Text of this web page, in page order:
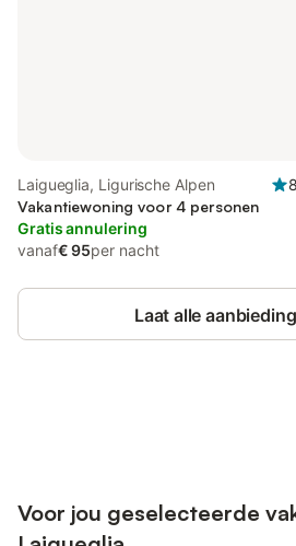
Laigueglia, Ligurische Alpen
Vakantiewoning voor 4 personen
Gratis annulering
vanaf€ 95per nacht
Laat alle
Voor jou geselecteerde